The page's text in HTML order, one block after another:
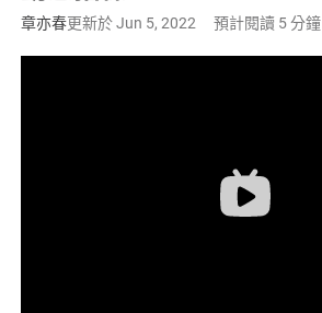
OpenResty Edge
章亦春更新於 Jun 5, 2022 預計閱讀 5 分鐘